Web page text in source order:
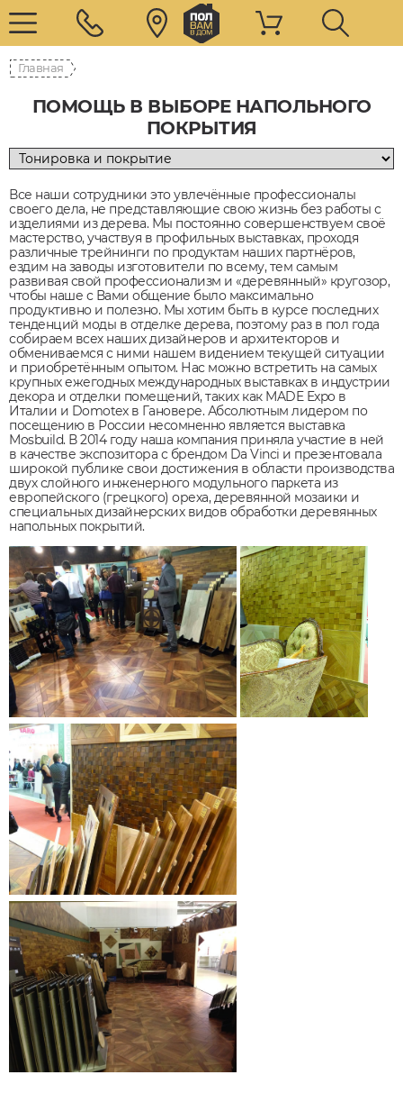
Главная
ПОМОЩЬ В ВЫБОРЕ НАПОЛЬНОГО
ПОКРЫТИЯ
Все наши сотрудники это увлечённые профессионалы
своего дела, не представляющие свою жизнь без работы с
изделиями из дерева. Мы постоянно совершенствуем своё
мастерство, участвуя в профильных выставках, проходя
различные трейнинги по продуктам наших партнёров,
ездим на заводы изготовители по всему, тем самым
развивая свой профессионализм и «деревянный» кругозор,
чтобы наше с Вами общение было максимально
продуктивно и полезно. Мы хотим быть в курсе последних
тенденций моды в отделке дерева, поэтому раз в пол года
собираем всех наших дизайнеров и архитекторов и
обмениваемся с ними нашем видением текущей ситуации
и приобретённым опытом. Нас можно встретить на самых
крупных ежегодных международных выставках в индустрии
декора и отделки помещений, таких как MADE Expo в
Италии и Domotex в Гановере. Абсолютным лидером по
посещению в России несомненно является выставка
Mosbuild. В 2014 году наша компания приняла участие в ней
в качестве экспозитора с брендом Da Vinci и презентовала
широкой публике свои достижения в области производства
двух слойного инженерного модульного паркета из
европейского (грецкого) ореха, деревянной мозаики и
специальных дизайнерских видов обработки деревянных
напольных покрытий.